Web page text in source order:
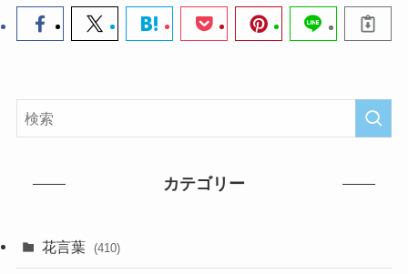
カテゴリー
花言葉 (410)